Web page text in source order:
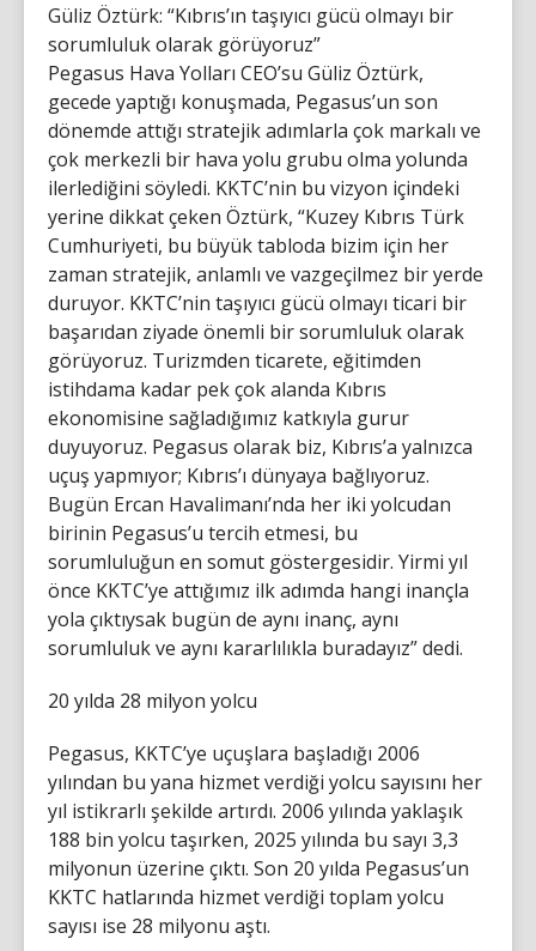
Güliz Öztürk: “Kıbrıs’ın taşıyıcı gücü olmayı bir
sorumluluk olarak görüyoruz”
Pegasus Hava Yolları CEO’su Güliz Öztürk,
gecede yaptığı konuşmada, Pegasus’un son
dönemde attığı stratejik adımlarla çok markalı ve
çok merkezli bir hava yolu grubu olma yolunda
ilerlediğini söyledi. KKTC’nin bu vizyon içindeki
yerine dikkat çeken Öztürk, “Kuzey Kıbrıs Türk
Cumhuriyeti, bu büyük tabloda bizim için her
zaman stratejik, anlamlı ve vazgeçilmez bir yerde
duruyor. KKTC’nin taşıyıcı gücü olmayı ticari bir
başarıdan ziyade önemli bir sorumluluk olarak
görüyoruz. Turizmden ticarete, eğitimden
istihdama kadar pek çok alanda Kıbrıs
ekonomisine sağladığımız katkıyla gurur
duyuyoruz. Pegasus olarak biz, Kıbrıs’a yalnızca
uçuş yapmıyor; Kıbrıs’ı dünyaya bağlıyoruz.
Bugün Ercan Havalimanı’nda her iki yolcudan
birinin Pegasus’u tercih etmesi, bu
sorumluluğun en somut göstergesidir. Yirmi yıl
önce KKTC’ye attığımız ilk adımda hangi inançla
yola çıktıysak bugün de aynı inanç, aynı
sorumluluk ve aynı kararlılıkla buradayız” dedi.
20 yılda 28 milyon yolcu
Pegasus, KKTC’ye uçuşlara başladığı 2006
yılından bu yana hizmet verdiği yolcu sayısını her
yıl istikrarlı şekilde artırdı. 2006 yılında yaklaşık
188 bin yolcu taşırken, 2025 yılında bu sayı 3,3
milyonun üzerine çıktı. Son 20 yılda Pegasus’un
KKTC hatlarında hizmet verdiği toplam yolcu
sayısı ise 28 milyonu aştı.